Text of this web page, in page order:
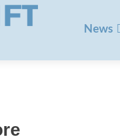
springen
News